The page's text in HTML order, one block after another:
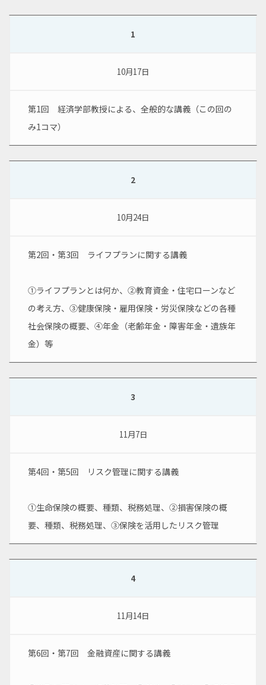
1
10月17日
第1回　経済学部教授による、全般的な講義（この回の
み1コマ）
2
10月24日
第2回・第3回　ライフプランに関する講義
①ライフプランとは何か、②教育資金・住宅ローンなど
の考え方、③健康保険・雇用保険・労災保険などの各種
社会保険の概要、④年金（老齢年金・障害年金・遺族年
金）等
3
11月7日
第4回・第5回　リスク管理に関する講義
①生命保険の概要、種類、税務処理、②損害保険の概
要、種類、税務処理、③保険を活用したリスク管理
4
11月14日
第6回・第7回　金融資産に関する講義